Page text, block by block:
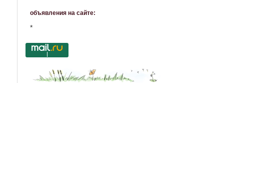
объявления на сайте:
*